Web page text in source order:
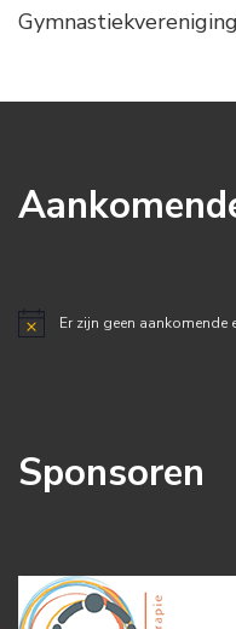
BerichtEr zijn geen aankomende
Sponsoren